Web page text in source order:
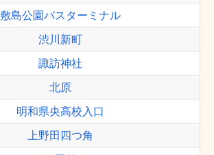
敷島公園バスターミナル
渋川新町
諏訪神社
北原
明和県央高校入口
上野田四つ角